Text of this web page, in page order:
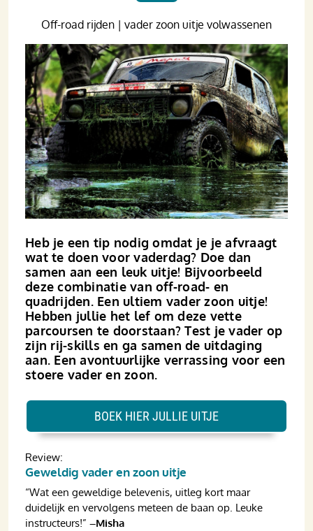
Heb je een tip nodig omdat je je afvraagt
wat te doen voor vaderdag? Doe dan
samen aan een leuk uitje! Bijvoorbeeld
deze combinatie van off-road- en
quadrijden. Een ultiem vader zoon uitje!
Hebben jullie het lef om deze vette
parcoursen te doorstaan? Test je vader op
zijn rij-skills en ga samen de uitdaging
aan. Een avontuurlijke verrassing voor een
stoere vader en zoon.
Off-road rijden | vader zoon uitje volwassenen
Review:
Geweldig vader en zoon uitje
“Wat een geweldige belevenis, uitleg kort maar
duidelijk en vervolgens meteen de baan op. Leuke
instructeurs!” –Misha
BOEK HIER JULLIE UITJE